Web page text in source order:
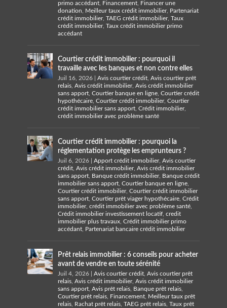
primo accédant, Financement, Financer une
donation
Meilleur taux crédit immobilier, Partenariat
crédit immobilier, TAEG crédit immobilier, Taux
crédit immobilier, Taux crédit immobilier primo
accédant
Courtier crédit immobilier : pourquoi il
travaille avec les banques et non contre elles
Juil 16, 2026| Avis courtier crédit, Avis courtier prêt
relais, Avis crédit immobilier, Avis crédit immobilier
sans apport, Courtier banque en ligne, Courtier crédit
hypothécaire, Courtier crédit immobilier, Courtier
crédit immobilier sans apport, Crédit immobilier,
crédit immobilier avec problème santé
Courtier crédit immobilier : pourquoi la
réglementation protège les emprunteurs ?
Juil 6, 2026| Apport crédit immobilier, Avis courtier
crédit, Avis crédit immobilier, Avis crédit immobilier
sans apport, Banque crédit immobilier, Banque crédit
immobilier sans apport, Courtier banque en ligne,
Courtier crédit immobilier, Courtier crédit immobilier
sans apport, Courtier prêt viager hypothécaire, Crédit
immobilier, crédit immobilier avec problème santé,
Crédit immobilier investissement locatif, credit
immobilier plus travaux, Crédit immobilier primo
accédant, Partenariat bancaire crédit immobilier
Prêt relais immobilier : 6 conseils pour acheter
avant de vendre en toute sérénité
Juil 4, 2026| Avis courtier crédit, Avis courtier prêt
relais, Avis crédit immobilier, Avis crédit immobilier
sans apport, Avis prêt relais, Banque prêt relais,
Courtier prêt relais, Financement, Meilleur taux prêt
relais, Rachat prêt relais, TAEG prêt relais, Taux prêt